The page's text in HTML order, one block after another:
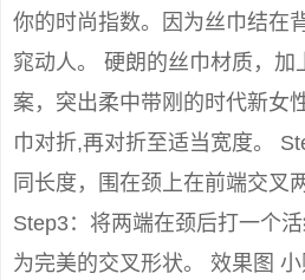
你的时尚指数。因为丝巾结在
窕动人。 硬朗的丝巾材质，加
案，突出柔中带刚的时代新女
巾对折,再对折至适当宽度。
同长度，围在颈上在前端交叉
Step3：将两端在颈后打一个
为完美的交叉形状。 效果图